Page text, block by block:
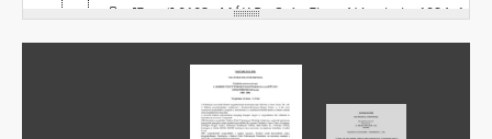
[Fond] 0103 - MÁK Rt. Szári Elemi Népiskola, 1924–1925
[Fond] 0104 - Körtvélyespusztai Általános Iskola, 1949–1952
[Fond] 0105 - Petőfi Sándor Általános Iskola (MÁK Rt. Újtelepi Elemi Népiskola), 1910–1972
[Fond] 0106 - Arany János Általános Iskola (Felsőgalla-bányatelep, 1923–1976
[Fond] 0107 - Táncsics Mihály Általános iskola (Fel­sőgalla-Újtelepi Új Iskola; Tatabánya Újtelepi Elemi Népiskola) iratai, 1906–1982